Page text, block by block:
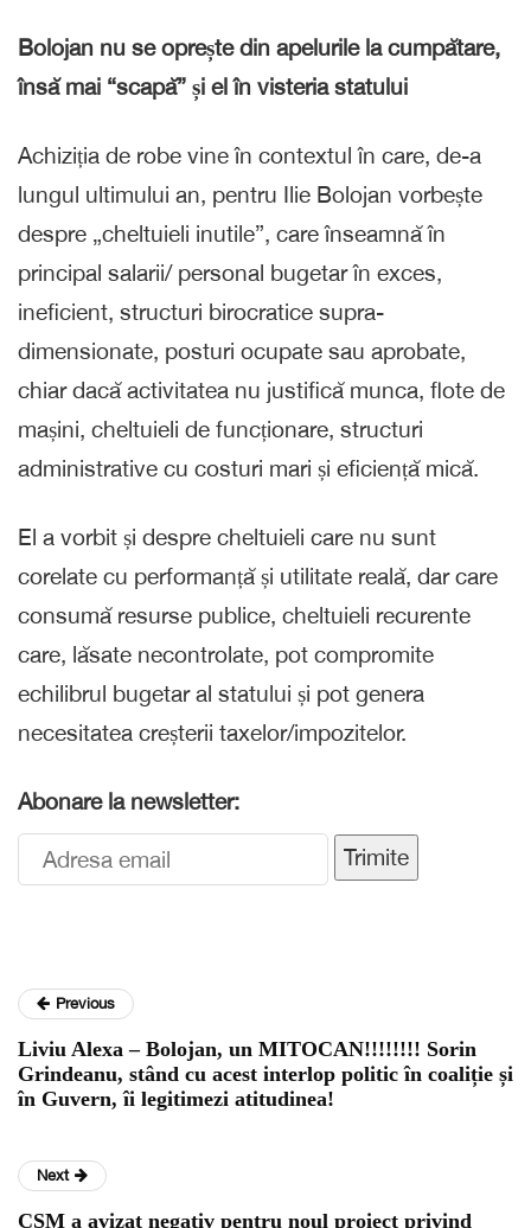
Bolojan nu se oprește din apelurile la cumpătare,
însă mai “scapă” și el în visteria statului
Achiziția de robe vine în contextul în care, de-a
lungul ultimului an, pentru Ilie Bolojan vorbește
despre „cheltuieli inutile”, care înseamnă în
principal salarii/ personal bugetar în exces,
ineficient, structuri birocratice supra-
dimensionate, posturi ocupate sau aprobate,
chiar dacă activitatea nu justifică munca, flote de
mașini, cheltuieli de funcționare, structuri
administrative cu costuri mari și eficiență mică.
El a vorbit și despre cheltuieli care nu sunt
corelate cu performanță și utilitate reală, dar care
consumă resurse publice, cheltuieli recurente
care, lăsate necontrolate, pot compromite
echilibrul bugetar al statului și pot genera
necesitatea creșterii taxelor/impozitelor.
Abonare la newsletter:
Trimite
Previous
Liviu Alexa – Bolojan, un MITOCAN!!!!!!!! Sorin
Grindeanu, stând cu acest interlop politic în coaliție și
în Guvern, îi legitimezi atitudinea!
Next
CSM a avizat negativ pentru noul proiect privind